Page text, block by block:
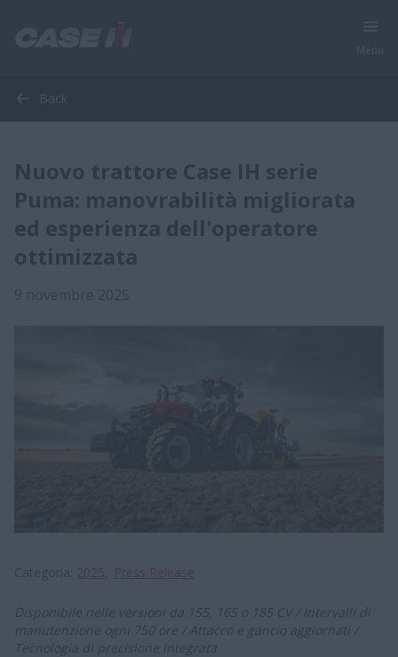
Back
Nuovo trattore Case IH serie
Puma: manovrabilità migliorata
ed esperienza dell'operatore
ottimizzata
Disponibile nelle versioni da 155, 165 o 185 CV / Intervalli di
manutenzione ogni 750 ore / Attacco e gancio aggiornati /
Tecnologia di precisione integrata